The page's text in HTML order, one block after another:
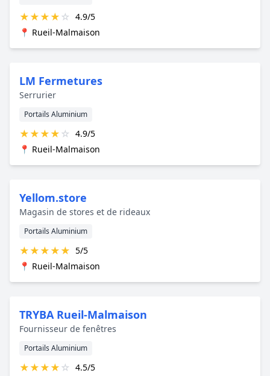
★★★★☆ 4.9/5
📍 Rueil-Malmaison
LM Fermetures
Serrurier
Portails Aluminium
★★★★☆ 4.9/5
📍 Rueil-Malmaison
Yellom.store
Magasin de stores et de rideaux
Portails Aluminium
★★★★★ 5/5
📍 Rueil-Malmaison
TRYBA Rueil-Malmaison
Fournisseur de fenêtres
Portails Aluminium
★★★★☆ 4.5/5